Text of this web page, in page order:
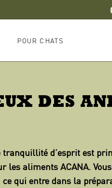
POUR CHATS
DES
d’esprit est
les aliments ACANA.
qui entre dans la